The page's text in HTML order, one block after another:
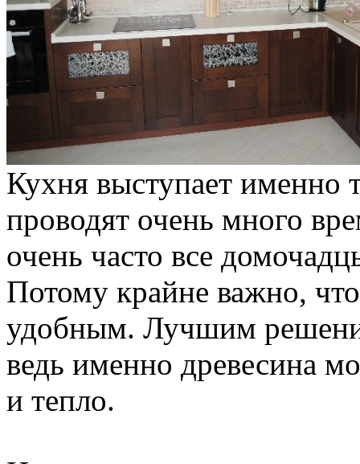
Кухня выступает именно
проводят очень много
очень часто все
Потому крайне важно,
удобным. Лучшим
ведь именно древесина
и тепло.